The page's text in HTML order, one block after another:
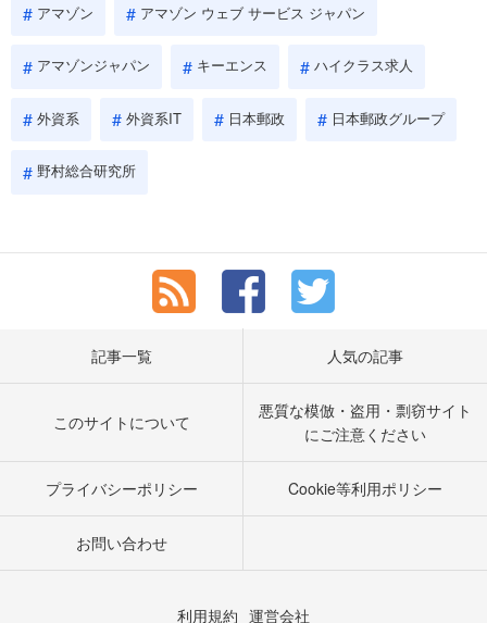
アマゾン アマゾン ウェブ サービス ジャパン
アマゾンジャパン キーエンス ハイクラス求人
外資系 外資系IT 日本郵政 日本郵政グループ
野村総合研究所
記事一覧 人気の記事
このサイトについて
悪質な模倣・盗用・剽窃サイト
にご注意ください
プライバシーポリシー Cookie等利用ポリシー
お問い合わせ
利用規約 運営会社